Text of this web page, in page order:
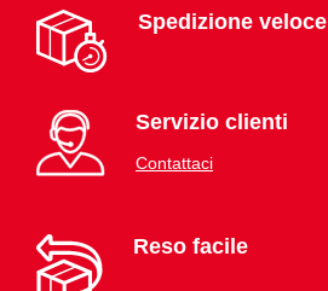
Spedizione veloce
Servizio clienti
Contattaci
Reso facile